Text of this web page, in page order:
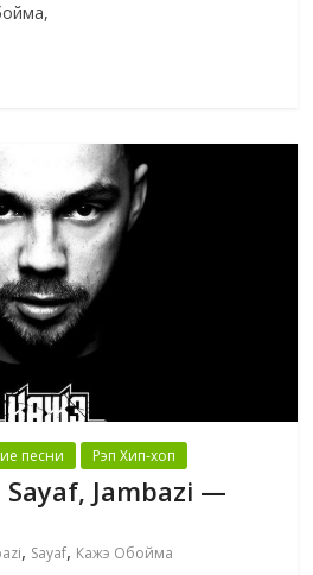
песни Рэп Хип-хоп
Jambazi —
, Sayaf, Кажэ Обойма